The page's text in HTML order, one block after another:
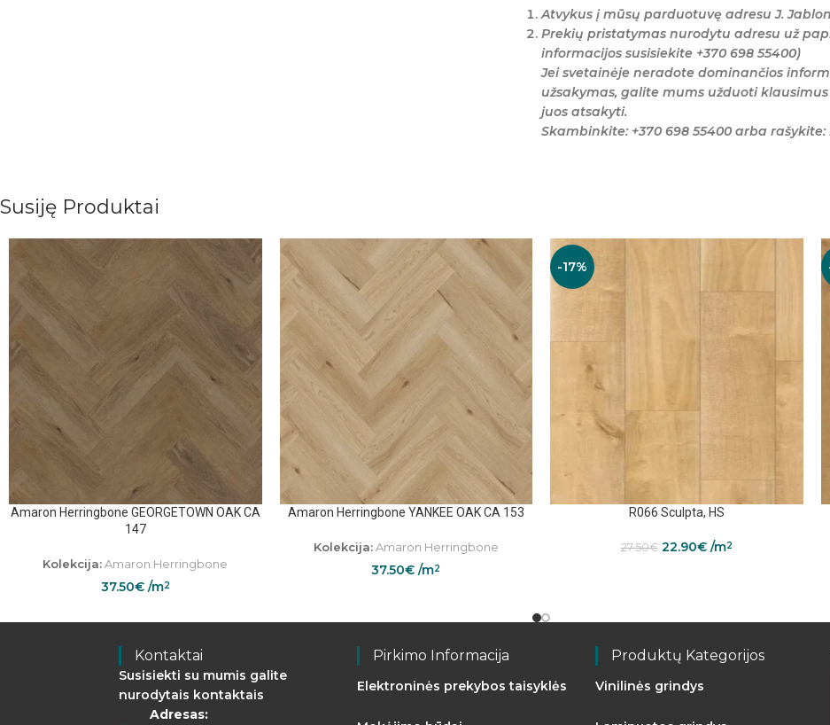
Atvykus į mūsų parduotuvę adresu J.
Prekių pristatymas nurodytu adresu už
informacijos susisiekite +370 698 55400)
Jei svetainėje neradote dominančios
užsakymas, galite mums užduoti
juos atsakyti.
Skambinkite: +370 698 55400 arba
Susiję Produktai
Amaron Herringbone GEORGETOWN OAK CA
147
Kolekcija:Amaron Herringbone
37.50€/m2
Amaron Herringbone YANKEE OAK CA 153
Kolekcija:Amaron Herringbone
37.50€ /m2
-17%
R066 Sculpta, HS
27.50€ 22.90€/m2
Kontaktai
Susisiekti su mumis galite
nurodytais kontaktais
Adresas:
Pirkimo Informacija
Elektroninės prekybos taisyklės
Produktų Kategorijos
Vinilinės grindys